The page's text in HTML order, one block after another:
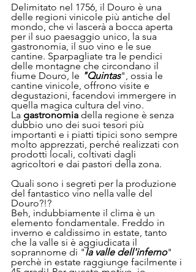
Delimitato nel 1756, il Douro è una
delle regioni vinicole più antiche del
mondo, che vi lascerà a bocca aperta
per il suo paesaggio unico, la sua
gastronomia, il suo vino e le sue
cantine. Sparpagliate tra le pendici
delle montagne che circondano il
fiume Douro, le "Quintas", ossia le
cantine vinicole, offrono visite e
degustazioni, facendovi immergere in
quella magica cultura del vino.
La gastronomia della regione è senza
dubbio uno dei suoi tesori più
importanti e i piatti tipici sono sempre
molto apprezzati, perché realizzati con
prodotti locali, coltivati dagli
agricoltori e dai pastori della zona.
Quali sono i segreti per la produzione
del fantastico vino nella valle del
Douro?!?
Beh, indubbiamente il clima è un
elemento fondamentale. Freddo in
inverno e caldissimo in estate, tanto
che la valle si è aggiudicata il
soprannome di "la valle dell'inferno"
perchè in estate raggiunge facilmente i